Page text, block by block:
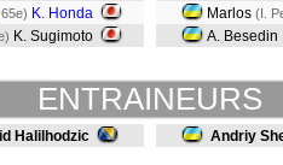
, 65e) K. Honda
K. Sugimoto
Marlos (I.
A. Besedin
ENTRAINEURS
Halilhodzic Andriy